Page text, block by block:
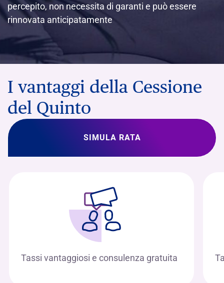
percepito, non necessita di garanti e può essere
rinnovata anticipatamente
I vantaggi della Cessione
del Quinto
SIMULA RATA
Tassi vantaggiosi e consulenza gratuita